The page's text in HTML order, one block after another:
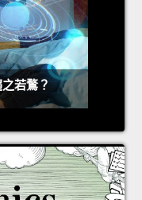
若鶩？